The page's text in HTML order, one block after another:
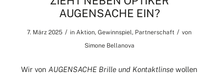
AUGENSACHE EIN?
7. März 2025 / inAktion,Gewinnspiel, Partnerschaft / von
Simone Bellanova
Wir von AUGENSACHE Brille und Kontaktlinse wollen